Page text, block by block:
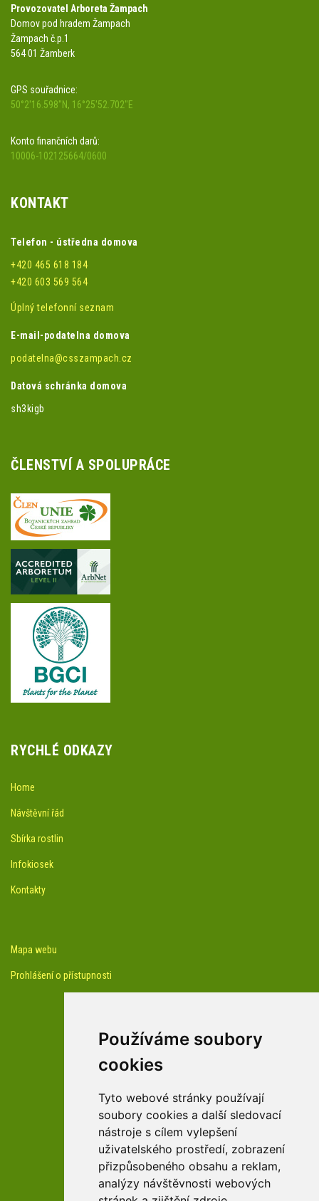
Používáme soubory
cookies
Tyto webové stránky používají
soubory cookies a další sledovací
nástroje s cílem vylepšení
uživatelského prostředí, zobrazení
přizpůsobeného obsahu a reklam,
analýzy návštěvnosti webových
Provozovatel Arboreta Žampach
Domov pod hradem Žampach
Žampach č.p.1
564 01 Žamberk
GPS souřadnice:
50°2'16.598"N, 16°25'52.702"E
Konto finančních darů:
10006-102125664/0600
KONTAKT
Telefon - ústředna domova
+420 465 618 184
+420 603 569 564
Úplný telefonní seznam
E-mail-podatelna domova
podatelna@csszampach.cz
Datová schránka domova
sh3kigb
ČLENSTVÍ A SPOLUPRÁCE
RYCHLÉ ODKAZY
Home
Návštěvní řád
Sbírka rostlin
Infokiosek
Kontakty
Mapa webu
Prohlášení o přístupnosti
Youtube kanál arboreta